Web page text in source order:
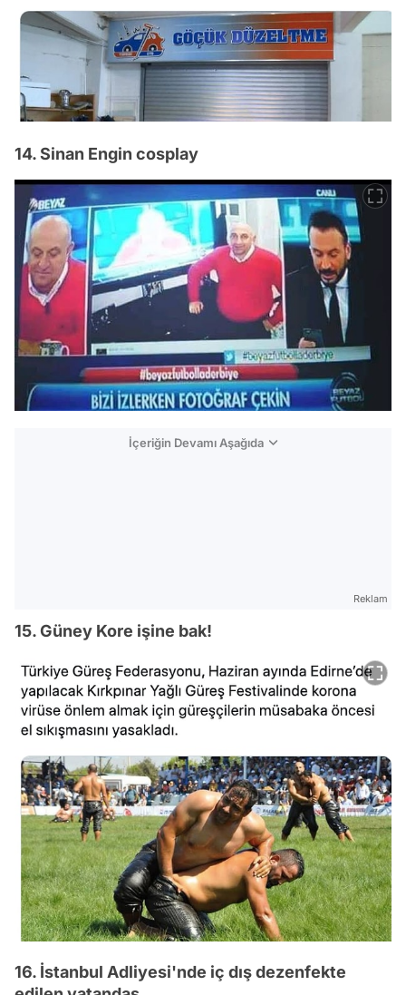
14. Sinan Engin cosplay
İçeriğin Devamı Aşağıda
Reklam
15. Güney Kore işine bak!
16. İstanbul Adliyesi'nde iç dış dezenfekte